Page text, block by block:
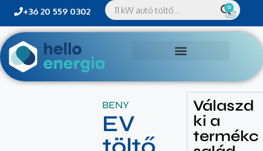
+36 20 559 0302 0
BENY
EV
Válaszd
ki a
termékc